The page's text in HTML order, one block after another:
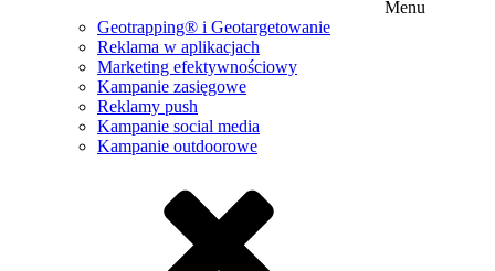
Menu
Geotrapping® i Geotargetowanie
Reklama w aplikacjach
Marketing efektywnościowy
Kampanie zasięgowe
Reklamy push
Kampanie social media
Kampanie outdoorowe